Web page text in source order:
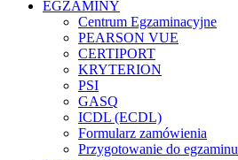
EGZAMINY
Centrum Egzaminacyjne
PEARSON VUE
CERTIPORT
KRYTERION
PSI
GASQ
ICDL (ECDL)
Formularz zamówienia
Przygotowanie do egzaminu